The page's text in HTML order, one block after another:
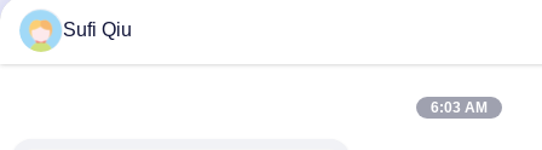
Sufi Qiu
6:03 AM